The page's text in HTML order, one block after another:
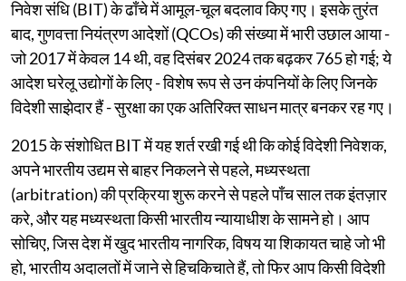
निवेश संधि (BIT) के ढाँचे में आमूल-चूल बदलाव किए गए। इसके तुरंत
बाद, गुणवत्ता नियंत्रण आदेशों (QCOs) की संख्या में भारी उछाल आया -
जो 2017 में केवल 14 थी, वह दिसंबर 2024 तक बढ़कर 765 हो गई; ये
आदेश घरेलू उद्योगों के लिए - विशेष रूप से उन कंपनियों के लिए जिनके
विदेशी साझेदार हैं - सुरक्षा का एक अतिरिक्त साधन मात्र बनकर रह गए।
2015 के संशोधित BIT में यह शर्त रखी गई थी कि कोई विदेशी निवेशक,
अपने भारतीय उद्यम से बाहर निकलने से पहले, मध्यस्थता
(arbitration) की प्रक्रिया शुरू करने से पहले पाँच साल तक इंतज़ार
करे, और यह मध्यस्थता किसी भारतीय न्यायाधीश के सामने हो। आप
सोचिए, जिस देश में खुद भारतीय नागरिक, विषय या शिकायत चाहे जो भी
हो, भारतीय अदालतों में जाने से हिचकिचाते हैं, तो फिर आप किसी विदेशी